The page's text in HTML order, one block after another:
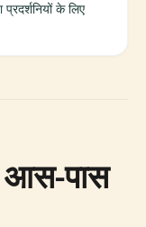
के लिए
पास